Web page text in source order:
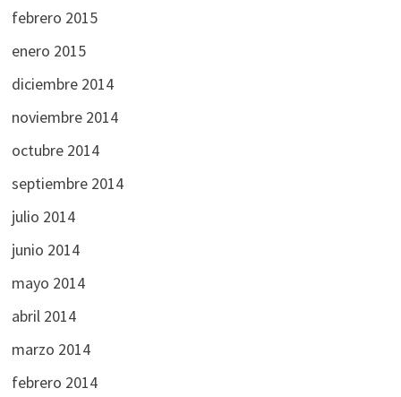
febrero 2015
enero 2015
diciembre 2014
noviembre 2014
octubre 2014
septiembre 2014
julio 2014
junio 2014
mayo 2014
abril 2014
marzo 2014
febrero 2014